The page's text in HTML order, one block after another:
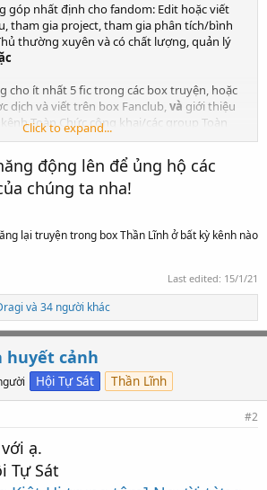
góp nhất định cho fandom: Edit hoặc viết
tham gia project, tham gia phân tích/bình
thường xuyên và có chất lượng, quản lý
cho ít nhất 5 fic trong các box truyện, hoặc
dịch và viết trên box Fanclub,và giới thiệu
Toàn Chức công khai/các group Toàn
link),hoặc
nhận/tài liệu, lượng chữ tổng cộng vượt 5k.
chờ đăng theo lịch project cũng được
Click to expand...
động lên để ủng hộ các
chúng ta nha!
lại truyện trong box Thần Lĩnh ở bất kỳ kênh nào
Last edited: 15/1/21
và 34 người khác
huyết cảnh
Hội Tự Sát Thần Lĩnh
#2
ạ.
Tự Sát